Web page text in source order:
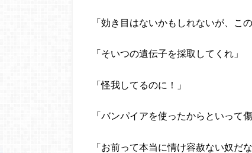
「効き目はないかもしれないが、こ
「そいつの遺伝子を採取してくれ」
「怪我してるのに！」
「バンパイアを使ったからといって
「お前って本当に情け容赦ない奴だな